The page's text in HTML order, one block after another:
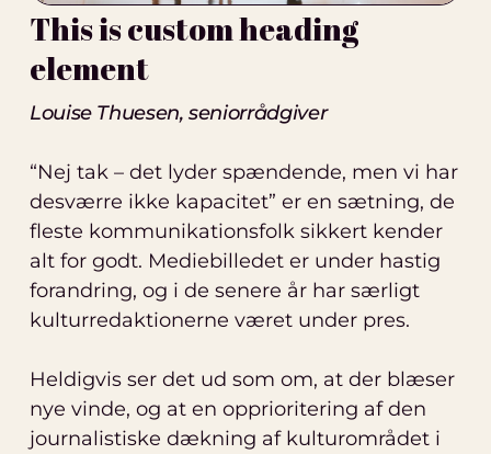
This is custom heading
element
Louise Thuesen, seniorrådgiver
“Nej tak – det lyder spændende, men vi har
desværre ikke kapacitet” er en sætning, de
fleste kommunikationsfolk sikkert kender
alt for godt. Mediebilledet er under hastig
forandring, og i de senere år har særligt
kulturredaktionerne været under pres.
Heldigvis ser det ud som om, at der blæser
nye vinde, og at en opprioritering af den
journalistiske dækning af kulturområdet i